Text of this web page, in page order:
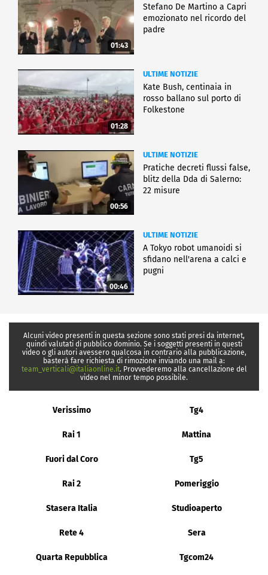
01:43
Stefano De Martino a Capri
emozionato nel ricordo del
padre
01:28
ULTIME NOTIZIE
Kate Bush, centinaia in
rosso ballano sul porto di
Folkestone
00:56
ULTIME NOTIZIE
Pratiche decreti flussi false,
blitz della Dda di Salerno:
22 misure
00:46
ULTIME NOTIZIE
A Tokyo robot umanoidi si
sfidano nell'arena a calci e
pugni
Alcuni video presenti in questa sezione sono stati presi da internet,
quindi valutati di pubblico dominio. Se i soggetti presenti in questi
video o gli autori avessero qualcosa in contrario alla pubblicazione,
basterà fare richiesta di rimozione inviando una mail a:
team_verticali@italiaonline.it. Provvederemo alla cancellazione del
video nel minor tempo possibile.
Verissimo Tg4
Rai 1 Mattina
Fuori dal Coro Tg5
Rai 2 Pomeriggio
Stasera Italia Studioaperto
Rete 4 Sera
Quarta Repubblica Tgcom24